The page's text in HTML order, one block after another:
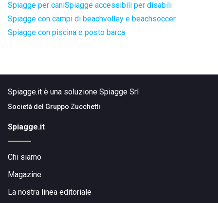
Spiagge per caniSpiagge accessibili per disabili
Spiagge con campi di beachvolley e beachsoccer
Spiagge con piscina e posto barca
Spiagge.it è una soluzione Spiagge Srl
Società del Gruppo Zucchetti
Spiagge.it
Chi siamo
Magazine
La nostra linea editoriale